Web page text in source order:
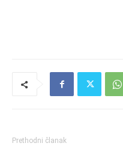
Prethodni članak